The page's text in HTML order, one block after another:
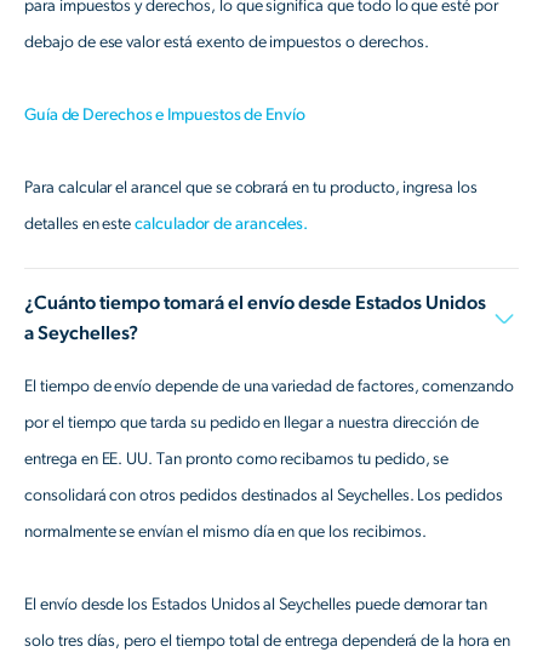
para impuestos y derechos, lo que significa que todo lo que esté por
debajo de ese valor está exento de impuestos o derechos.
Guía de Derechos e Impuestos de Envío
Para calcular el arancel que se cobrará en tu producto, ingresa los
detalles en estecalculador de aranceles.
¿Cuánto tiempo tomará el envío desde Estados Unidos
a Seychelles?
El tiempo de envío depende de una variedad de factores, comenzando
por el tiempo que tarda su pedido en llegar a nuestra dirección de
entrega en EE. UU. Tan pronto como recibamos tu pedido, se
consolidará con otros pedidos destinados al Seychelles. Los pedidos
normalmente se envían el mismo día en que los recibimos.
El envío desde los Estados Unidos al Seychelles puede demorar tan
solo tres días, pero el tiempo total de entrega dependerá de la hora en